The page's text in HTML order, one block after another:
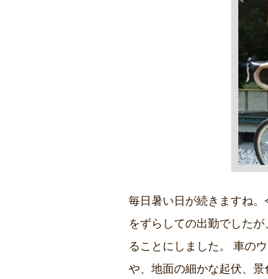
毎日暑い日が続きますね
をずらしての出勤でした
ることにしました。 車の
や、地面の細かな起伏、